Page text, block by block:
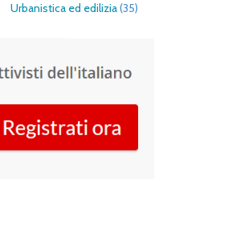
Urbanistica ed edilizia(35)